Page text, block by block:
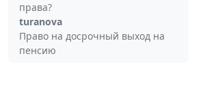
права?
turanova
Право на досрочный выход на
пенсию